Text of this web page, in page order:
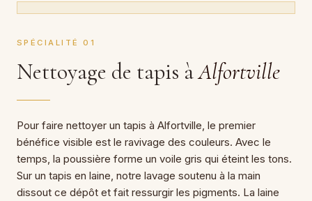
SPÉCIALITÉ 01
Nettoyage de tapis àAlfortville
Pour faire nettoyer un tapis à Alfortville, le premier
bénéfice visible est le ravivage des couleurs. Avec le
temps, la poussière forme un voile gris qui éteint les tons.
Sur un tapis en laine, notre lavage soutenu à la main
dissout ce dépôt et fait ressurgir les pigments. La laine